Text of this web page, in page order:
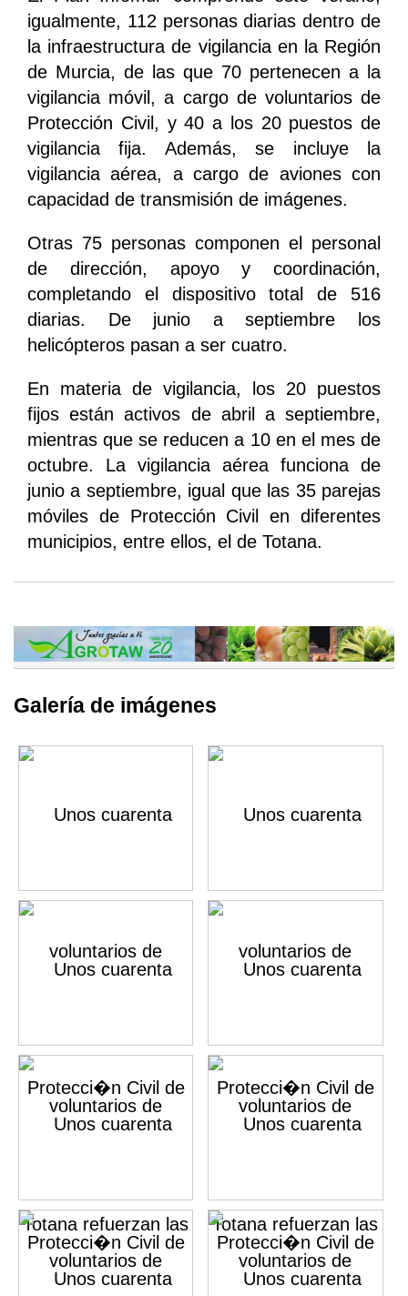
igualmente, 112 personas diarias dentro de
la infraestructura de vigilancia en la Región
de Murcia, de las que 70 pertenecen a la
vigilancia móvil, a cargo de voluntarios de
Protección Civil, y 40 a los 20 puestos de
vigilancia fija. Además, se incluye la
vigilancia aérea, a cargo de aviones con
capacidad de transmisión de imágenes.
Otras 75 personas componen el personal
de dirección, apoyo y coordinación,
completando el dispositivo total de 516
diarias. De junio a septiembre los
helicópteros pasan a ser cuatro.
En materia de vigilancia, los 20 puestos
fijos están activos de abril a septiembre,
mientras que se reducen a 10 en el mes de
octubre. La vigilancia aérea funciona de
junio a septiembre, igual que las 35 parejas
móviles de Protección Civil en diferentes
municipios, entre ellos, el de Totana.
Galería de imágenes